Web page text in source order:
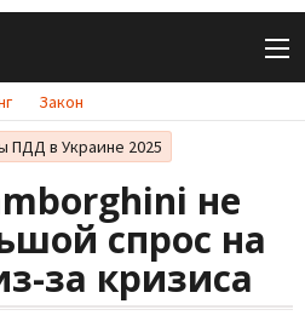
Закон
ПДД в Украине 2025
не
спрос на
за кризиса